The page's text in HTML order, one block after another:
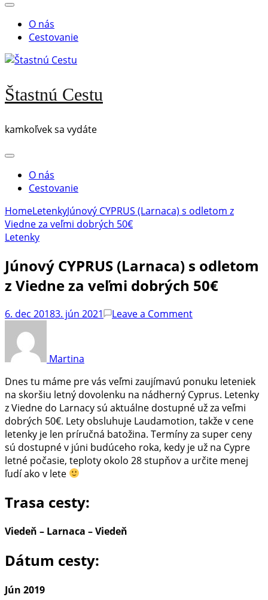
O nás
Cestovanie
Štastnú Cestu
kamkoľvek sa vydáte
O nás
Cestovanie
HomeLetenkyJúnový CYPRUS (Larnaca) s odletom z
Viedne za veľmi dobrých 50€
Letenky
Júnový CYPRUS (Larnaca) s odletom
z Viedne za veľmi dobrých 50€
6. dec 20183. jún 2021 Leave a Commenton
odletom
z
Viedne
za
veľmi
dobrých
50€
Martina
Dnes tu máme pre vás veľmi zaujímavú ponuku leteniek
na skoršiu letný dovolenku na nádherný Cyprus. Letenky
z Viedne do Larnacy sú aktuálne dostupné už za veľmi
dobrých 50€. Lety obsluhuje Laudamotion, takže v cene
letenky je len príručná batožina. Termíny za super ceny
sú dostupné v júni budúceho roka, kedy je už na Cypre
letné počasie, teploty okolo 28 stupňov a určite menej
ľudí ako v lete
Trasa cesty:
Viedeň – Larnaca – Viedeň
Dátum cesty:
Jún 2019